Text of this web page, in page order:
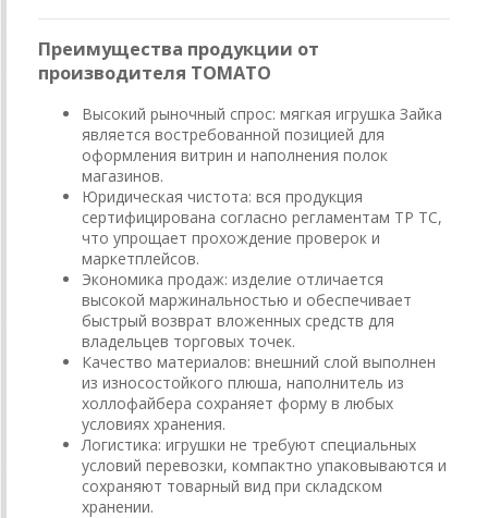
Преимущества продукции от
производителя ТОМАТО
Высокий рыночный спрос: мягкая игрушка Зайка
является востребованной позицией для
оформления витрин и наполнения полок
магазинов.
Юридическая чистота: вся продукция
сертифицирована согласно регламентам ТР ТС,
что упрощает прохождение проверок и
маркетплейсов.
Экономика продаж: изделие отличается
высокой маржинальностью и обеспечивает
быстрый возврат вложенных средств для
владельцев торговых точек.
Качество материалов: внешний слой выполнен
из износостойкого плюша, наполнитель из
холлофайбера сохраняет форму в любых
условиях хранения.
Логистика: игрушки не требуют специальных
условий перевозки, компактно упаковываются и
сохраняют товарный вид при складском
хранении.